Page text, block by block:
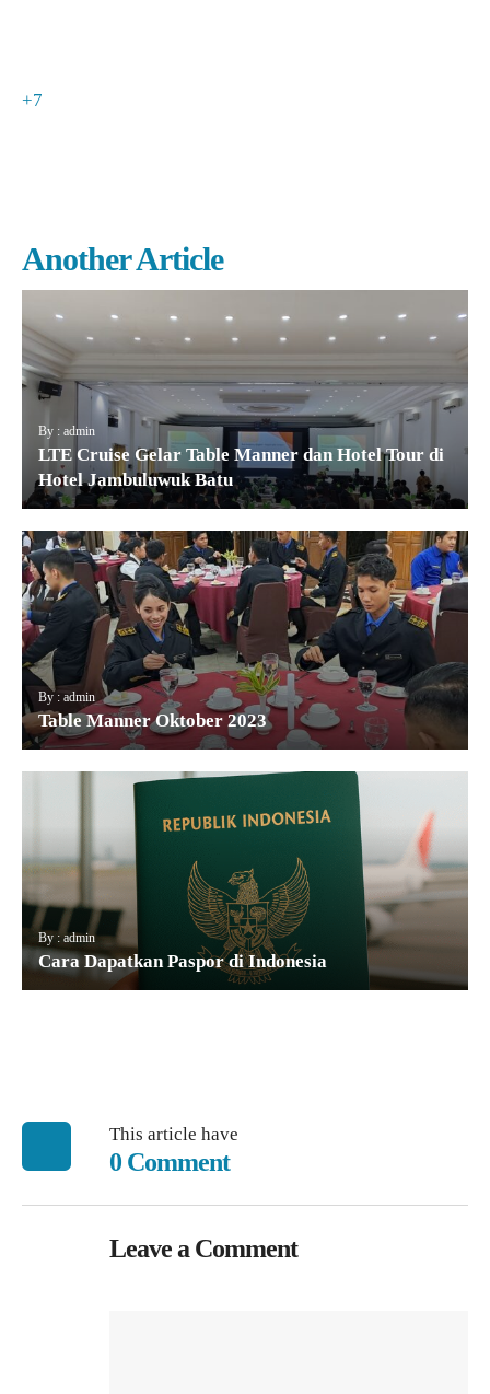
+7
Another Article
By : admin
LTE Cruise Gelar Table Manner dan Hotel Tour di
Hotel Jambuluwuk Batu
By : admin
Table Manner Oktober 2023
By : admin
Cara Dapatkan Paspor di Indonesia
This article have
0 Comment
Leave a Comment